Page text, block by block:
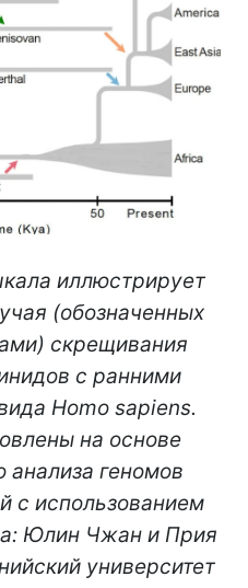
иллюстрирует
(обозначенных
скрещивания
с ранними
Homo sapiens.
на основе
анализа геномов
с использованием
Юлин Чжан и Прия
университет